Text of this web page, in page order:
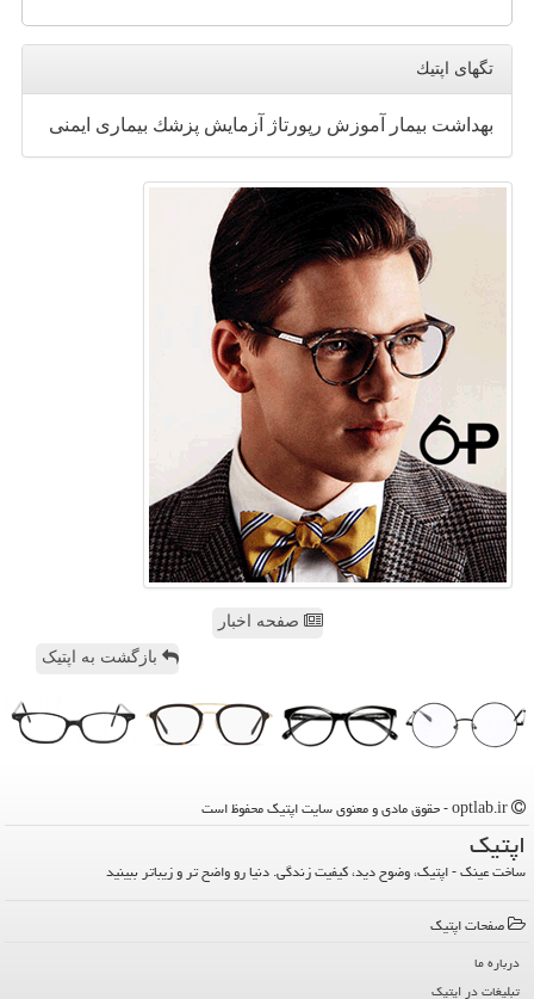
تگهای اپتیك
بهداشت بیمار آموزش رپورتاژ آزمایش پزشك بیماری ایمنی
صفحه اخبار
بازگشت به اپتیک
اپتیك
ساخت عینک - اپتیک، وضوح دید، کیفیت زندگی. دنیا رو واضح تر و زیباتر ببینید
صفحات اپتیك
درباره ما
تبلیغات در اپتیك